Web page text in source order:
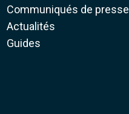
Communiqués de presse
Actualités
Guides